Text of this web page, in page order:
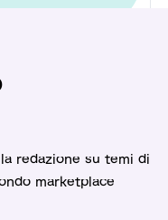
redazione su temi di
marketplace